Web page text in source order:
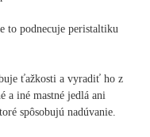
to podnecuje peristaltiku
ťažkosti a vyradiť ho z
a iné mastné jedlá ani
spôsobujú nadúvanie.